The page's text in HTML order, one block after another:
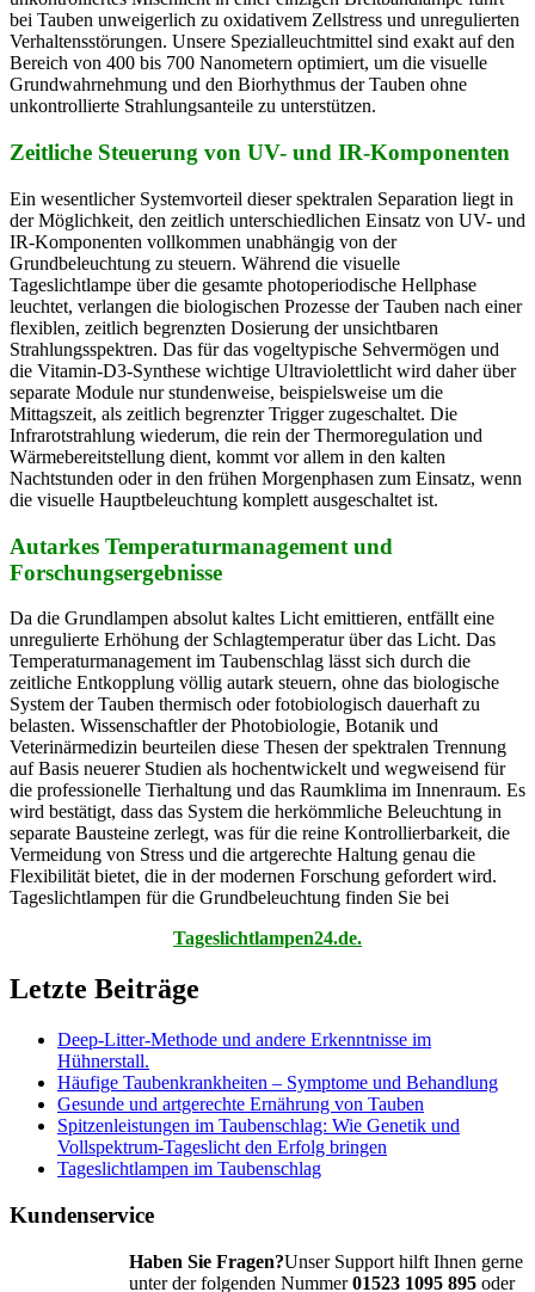
bei Tauben unweigerlich zu oxidativem Zellstress und unregulierten
Verhaltensstörungen. Unsere Spezialleuchtmittel sind exakt auf den
Bereich von 400 bis 700 Nanometern optimiert, um die visuelle
Grundwahrnehmung und den Biorhythmus der Tauben ohne
unkontrollierte Strahlungsanteile zu unterstützen.
Zeitliche Steuerung von UV- und IR-Komponenten
Ein wesentlicher Systemvorteil dieser spektralen Separation liegt in
der Möglichkeit, den zeitlich unterschiedlichen Einsatz von UV- und
IR-Komponenten vollkommen unabhängig von der
Grundbeleuchtung zu steuern. Während die visuelle
Tageslichtlampe über die gesamte photoperiodische Hellphase
leuchtet, verlangen die biologischen Prozesse der Tauben nach einer
flexiblen, zeitlich begrenzten Dosierung der unsichtbaren
Strahlungsspektren. Das für das vogeltypische Sehvermögen und
die Vitamin-D3-Synthese wichtige Ultraviolettlicht wird daher über
separate Module nur stundenweise, beispielsweise um die
Mittagszeit, als zeitlich begrenzter Trigger zugeschaltet. Die
Infrarotstrahlung wiederum, die rein der Thermoregulation und
Wärmebereitstellung dient, kommt vor allem in den kalten
Nachtstunden oder in den frühen Morgenphasen zum Einsatz, wenn
die visuelle Hauptbeleuchtung komplett ausgeschaltet ist.
Autarkes Temperaturmanagement und
Forschungsergebnisse
Da die Grundlampen absolut kaltes Licht emittieren, entfällt eine
unregulierte Erhöhung der Schlagtemperatur über das Licht. Das
Temperaturmanagement im Taubenschlag lässt sich durch die
zeitliche Entkopplung völlig autark steuern, ohne das biologische
System der Tauben thermisch oder fotobiologisch dauerhaft zu
belasten. Wissenschaftler der Photobiologie, Botanik und
Veterinärmedizin beurteilen diese Thesen der spektralen Trennung
auf Basis neuerer Studien als hochentwickelt und wegweisend für
die professionelle Tierhaltung und das Raumklima im Innenraum. Es
wird bestätigt, dass das System die herkömmliche Beleuchtung in
separate Bausteine zerlegt, was für die reine Kontrollierbarkeit, die
Vermeidung von Stress und die artgerechte Haltung genau die
Flexibilität bietet, die in der modernen Forschung gefordert wird.
Tageslichtlampen für die Grundbeleuchtung finden Sie bei
Tageslichtlampen24.de.
Letzte Beiträge
Deep-Litter-Methode und andere Erkenntnisse im
Hühnerstall.
Häufige Taubenkrankheiten – Symptome und Behandlung
Gesunde und artgerechte Ernährung von Tauben
Spitzenleistungen im Taubenschlag: Wie Genetik und
Vollspektrum-Tageslicht den Erfolg bringen
Tageslichtlampen im Taubenschlag
Kundenservice
Haben Sie Fragen?Unser Support hilft Ihnen gerne
unter der folgenden Nummer01523 1095 895 oder